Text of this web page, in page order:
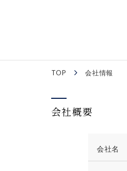
TOP 会社情報
会社概要
会社名